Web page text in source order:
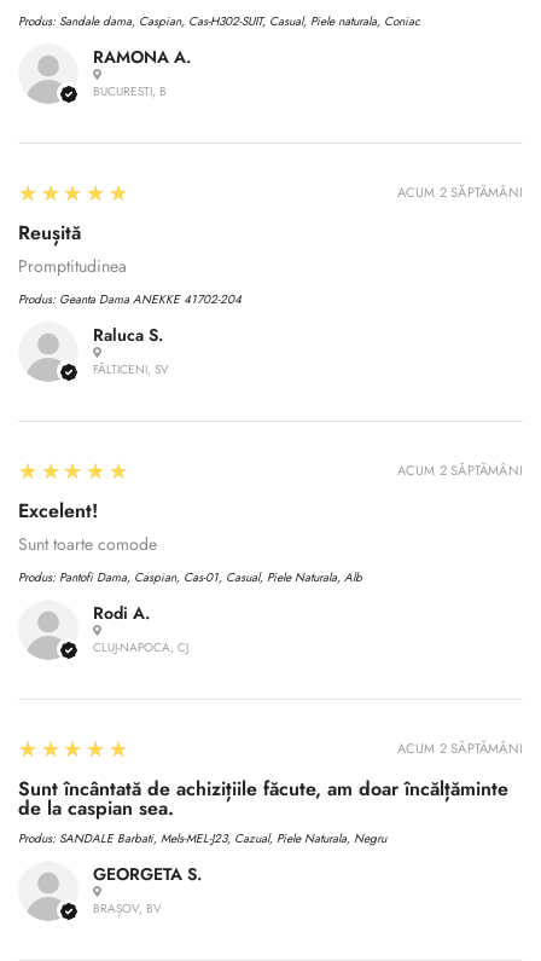
RAMONA A.
BUCURESTI, B
Produs: Sandale dama, Caspian, Cas-H302-SUIT, Casual, Piele naturala, Coniac
Raluca S.
FĂLTICENI, SV
5
★★★★★
Reușită
Promptitudinea
Produs: Geanta Dama ANEKKE 41702-204
ACUM 2 SĂPTĂMÂNI
Rodi A.
CLUJ-NAPOCA, CJ
5
★★★★★
Excelent!
Sunt toarte comode
Produs: Pantofi Dama, Caspian, Cas-01, Casual, Piele Naturala, Alb
ACUM 2 SĂPTĂMÂNI
GEORGETA S.
BRAȘOV, BV
5
★★★★★
Sunt încântată de achizițiile făcute, am doar încălțăminte
de la caspian sea.
Produs: SANDALE Barbati, Mels-MEL-J23, Cazual, Piele Naturala, Negru
ACUM 2 SĂPTĂMÂNI
Confirm your age
Are you 18 years old or older?